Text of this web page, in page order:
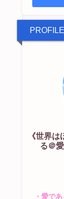
PROFILE
《世界
る＠
・愛で